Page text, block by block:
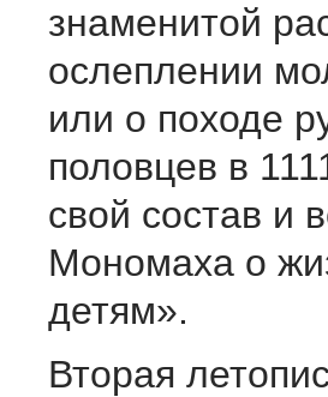
знаменитой
ослеплении
или о походе
половцев в
свой состав и
Мономаха о
детям».
Вторая